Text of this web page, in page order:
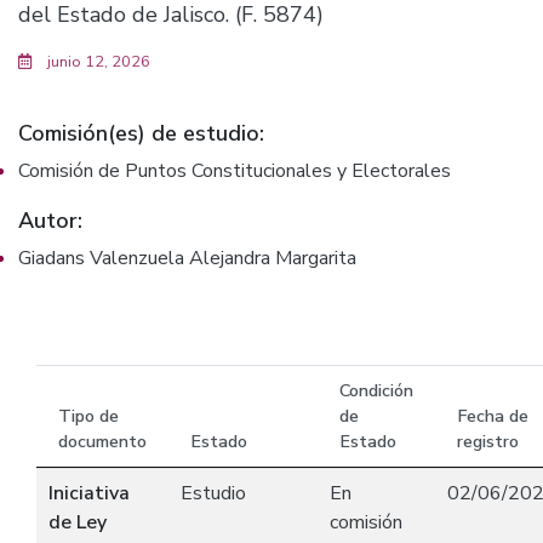
del Estado de Jalisco. (F. 5874)
junio 12, 2026
Comisión(es) de estudio:
Comisión de Puntos Constitucionales y Electorales
Autor:
Giadans Valenzuela Alejandra Margarita
Tipo de
documento
Estado
Condición
de
Estado
Fecha de
registro
Iniciativa
de Ley
Estudio
En
comisión
02/06/